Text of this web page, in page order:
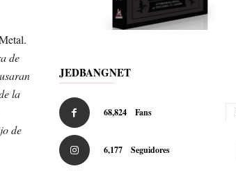
de
la
de
JEDBANGNET
68,824 Fans
6,177 Seguidores